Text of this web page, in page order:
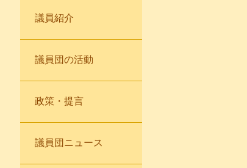
議員紹介
議員団の活動
政策・提言
議員団ニュース